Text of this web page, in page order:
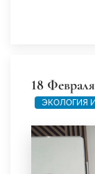
18
ЭКОЛОГИЯ